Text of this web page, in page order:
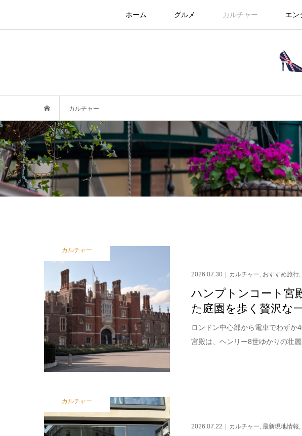
ホーム グルメ カルチャー エン
カルチャー
カルチャー
2026.07.30 カルチャー, おすすめ旅行,
ハンプトンコート宮
た庭園を歩く贅沢な
ロンドン中心部から電車でわずか
宮殿は、ヘンリー8世ゆかりの壮
カルチャー
2026.07.22 カルチャー ,最新現地情報